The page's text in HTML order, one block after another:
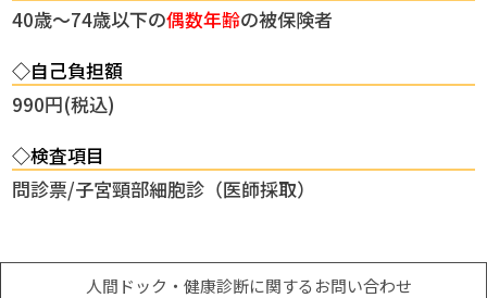
40歳～74歳以下の偶数年齢の被保険者
◇自己負担額
990円(税込)
◇検査項目
問診票/子宮頸部細胞診（医師採取）
人間ドック・健康診断に関するお問い合わせ